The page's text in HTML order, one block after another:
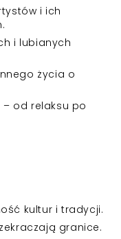
i ich
i lubianych
życia o
– od relaksu po
kultur i tradycji.
granice.